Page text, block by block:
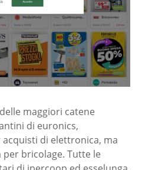
maggiori catene
di euronics,
di elettronica, ma
bricolage. Tutte le